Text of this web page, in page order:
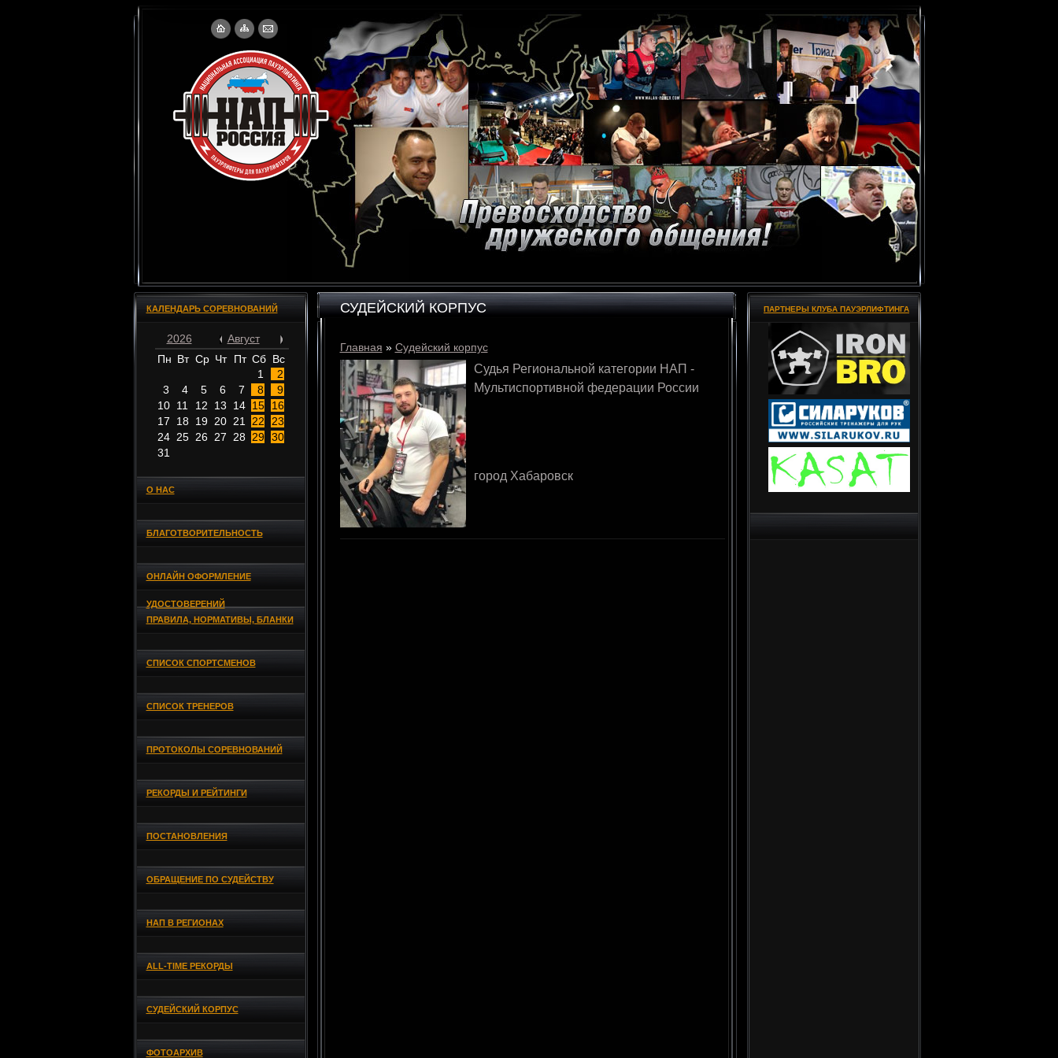
КАЛЕНДАРЬ СОРЕВНОВАНИЙ
2026
Август
Пн Вт Ср Чт Пт Сб Вс
1
2
3
4 5 6 7 8
9
10 11 12 13 14 15
16
17
18 19 20 21 22
23
24 25 26 27 28 29 30
31
О НАС
БЛАГОТВОРИТЕЛЬНОСТЬ
ОНЛАЙН ОФОРМЛЕНИЕ
УДОСТОВЕРЕНИЙ
ПРАВИЛА, НОРМАТИВЫ, БЛАНКИ
СПИСОК СПОРТСМЕНОВ
СПИСОК ТРЕНЕРОВ
ПРОТОКОЛЫ СОРЕВНОВАНИЙ
РЕКОРДЫ И РЕЙТИНГИ
ПОСТАНОВЛЕНИЯ
ОБРАЩЕНИЕ ПО СУДЕЙСТВУ
НАП В РЕГИОНАХ
ALL-TIME РЕКОРДЫ
СУДЕЙСКИЙ КОРПУС
ФОТОАРХИВ
СУДЕЙСКИЙ КОРПУС
Главная » Судейский корпус
Судья Региональной категории НАП -
Мультиспортивной федерации России
город Хабаровск
ПАРТНЕРЫ КЛУБА ПАУЭРЛИФТИНГА